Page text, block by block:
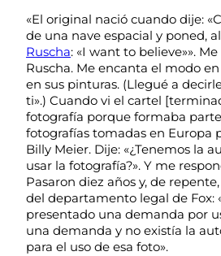
«El original nació cuando dije:
de una nave espacial y poned,
Ruscha: «I want to believe»».
Ruscha. Me encanta el modo
en sus pinturas. (Llegué a
ti».) Cuando vi el cartel
fotografía porque formaba
fotografías tomadas en Europa
Billy Meier. Dije: «¿Tenemos la
usar la fotografía?». Y me
Pasaron diez años y, de
del departamento legal de Fox:
presentado una demanda por
una demanda y no existía la
para el uso de esa foto».